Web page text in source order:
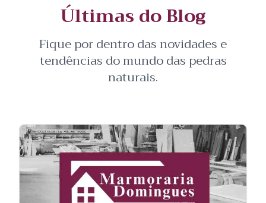
Últimas do Blog
Fique por dentro das novidades e
tendências do mundo das pedras
naturais.